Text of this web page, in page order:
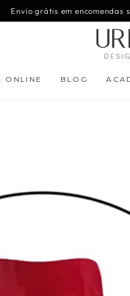
Envio grátis em encomendas
ONLINE BLOG